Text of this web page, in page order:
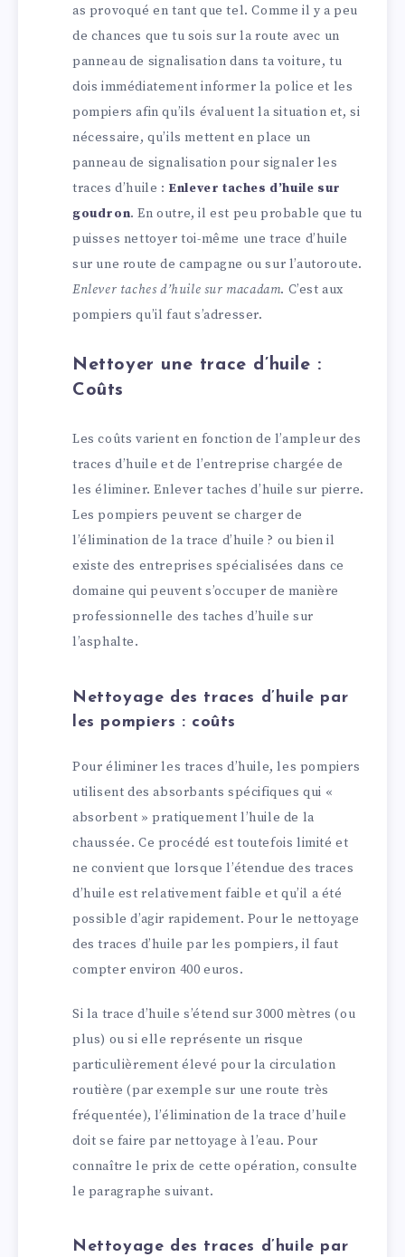
as provoqué en tant que tel. Comme il y a peu
de chances que tu sois sur la route avec un
panneau de signalisation dans ta voiture, tu
dois immédiatement informer la police et les
pompiers afin qu’ils évaluent la situation et, si
nécessaire, qu’ils mettent en place un
panneau de signalisation pour signaler les
traces d’huile : Enlever taches d’huile sur
goudron. En outre, il est peu probable que tu
puisses nettoyer toi-même une trace d’huile
sur une route de campagne ou sur l’autoroute.
Enlever taches d’huile sur macadam. C’est aux
pompiers qu’il faut s’adresser.
Nettoyer une trace d’huile :
Coûts
Les coûts varient en fonction de l’ampleur des
traces d’huile et de l’entreprise chargée de
les éliminer. Enlever taches d’huile sur pierre.
Les pompiers peuvent se charger de
l’élimination de la trace d’huile ? ou bien il
existe des entreprises spécialisées dans ce
domaine qui peuvent s’occuper de manière
professionnelle des taches d’huile sur
l’asphalte.
Nettoyage des traces d’huile par
les pompiers : coûts
Pour éliminer les traces d’huile, les pompiers
utilisent des absorbants spécifiques qui «
absorbent » pratiquement l’huile de la
chaussée. Ce procédé est toutefois limité et
ne convient que lorsque l’étendue des traces
d’huile est relativement faible et qu’il a été
possible d’agir rapidement. Pour le nettoyage
des traces d’huile par les pompiers, il faut
compter environ 400 euros.
Si la trace d’huile s’étend sur 3000 mètres (ou
plus) ou si elle représente un risque
particulièrement élevé pour la circulation
routière (par exemple sur une route très
fréquentée), l’élimination de la trace d’huile
doit se faire par nettoyage à l’eau. Pour
connaître le prix de cette opération, consulte
le paragraphe suivant.
Nettoyage des traces d’huile par